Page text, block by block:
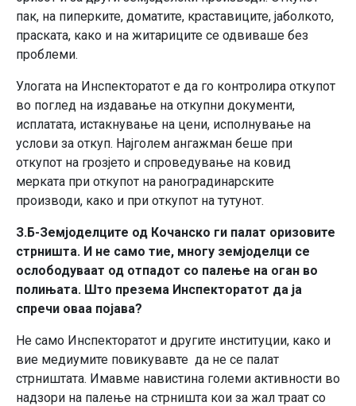
пак, на пиперките, доматите, краставиците, јаболкото,
праската, како и на житариците се одвиваше без
проблеми.
Улогата на Инспекторатот е да го контролира откупот
во поглед на издавање на откупни документи,
исплатата, истакнување на цени, исполнување на
услови за откуп. Најголем ангажман беше при
откупот на грозјето и спроведување на ковид
мерката при откупот на раноградинарските
производи, како и при откупот на тутунот.
З.Б-Земјоделците од Кочанско ги палат оризовите
стрништа. И не само тие, многу земјоделци се
ослободуваат од отпадот со палење на оган во
полињата. Што презема Инспекторатот да ја
спречи оваа појава?
Не само Инспекторатот и другите институции, како и
вие медиумите повикувавте да не се палат
стрништата. Имавме навистина големи активности во
надзори на палење на стрништа кои за жал траат со